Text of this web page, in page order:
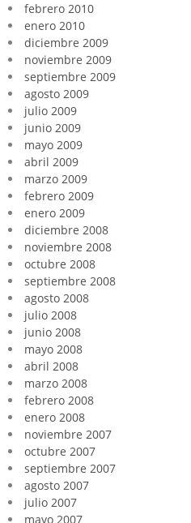
febrero 2010
enero 2010
diciembre 2009
noviembre 2009
septiembre 2009
agosto 2009
julio 2009
junio 2009
mayo 2009
abril 2009
marzo 2009
febrero 2009
enero 2009
diciembre 2008
noviembre 2008
octubre 2008
septiembre 2008
agosto 2008
julio 2008
junio 2008
mayo 2008
abril 2008
marzo 2008
febrero 2008
enero 2008
noviembre 2007
octubre 2007
septiembre 2007
agosto 2007
julio 2007
mayo 2007